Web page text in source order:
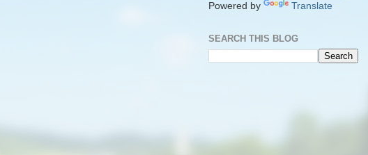
Powered by Translate
SEARCH THIS BLOG